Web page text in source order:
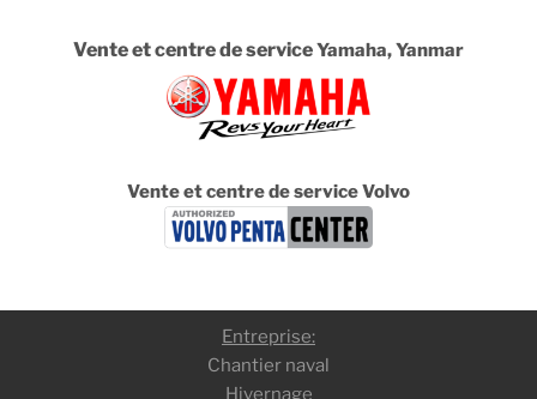
Vente et centre de serviceYamaha, Yanmar
Vente et centre de service Volvo
Entreprise:
Chantier naval
Hivernage